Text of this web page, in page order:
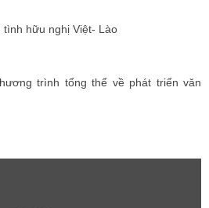
tình hữu nghị Việt- Lào
trình tổng thể về phát triển văn